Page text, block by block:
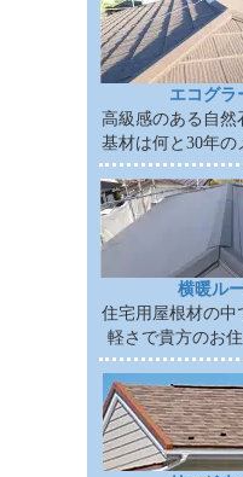
エコグラ
高級感のある自然
基材は何と30年の
横暖ル
住宅用屋根材の中
軽さで貴方のお